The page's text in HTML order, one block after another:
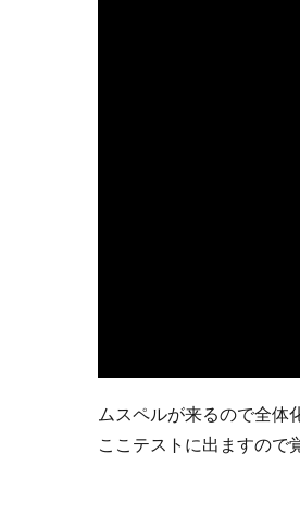
ムスペルが来るので全体
ここテストに出ますので